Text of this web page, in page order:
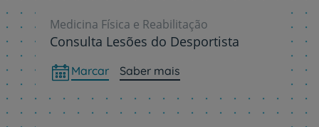
Medicina Física e Reabilitação
Consulta Lesões do Desportista
Marcar Saber mais